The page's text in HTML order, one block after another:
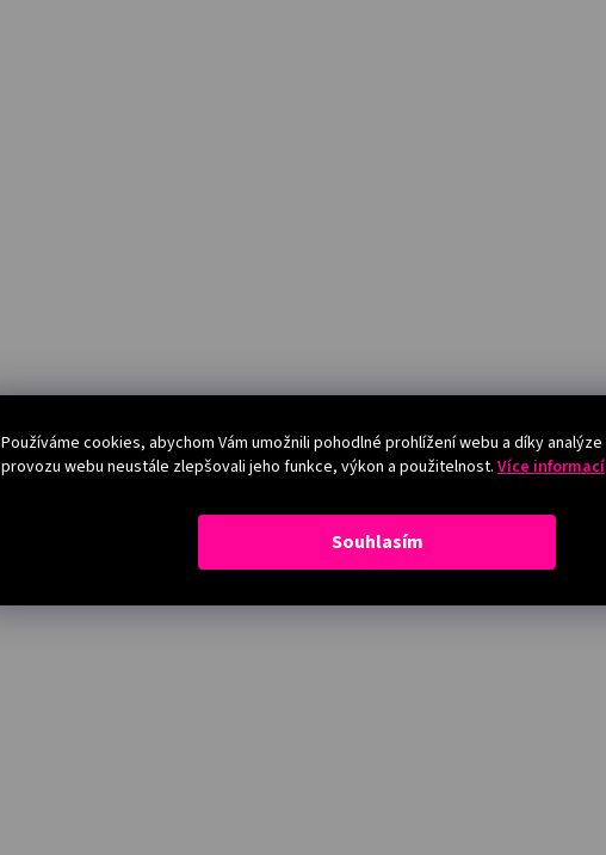
Používáme cookies, abychom Vám umožnili pohodlné prohlížení webu a díky analýze
provozu webu neustále zlepšovali jeho funkce, výkon a použitelnost. Více informací
Souhlasím